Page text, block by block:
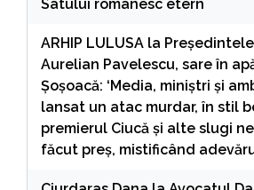
Satului românesc etern
ARHIP LULUSA la Președintele
Aurelian Pavelescu, sare în
Șoșoacă: ‘Media, miniștri și
lansat un atac murdar, în stil
premierul Ciucă și alte slugi
făcut preș, mistificând